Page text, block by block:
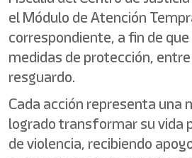
el Módulo de Atención
correspondiente, a fin de
medidas de protección,
resguardo.
Cada acción representa una
logrado transformar su vida
de violencia, recibiendo